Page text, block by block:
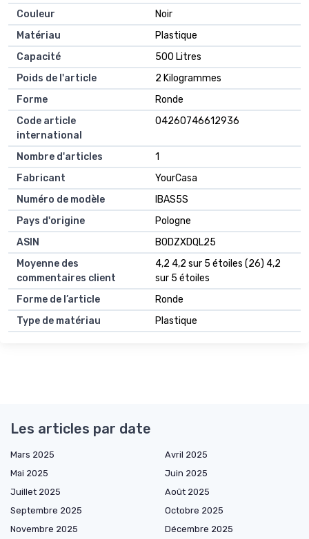
Couleur
Noir
Matériau
Plastique
Capacité
500 Litres
Poids de l'article
2 Kilogrammes
Forme
Ronde
Code article
international
04260746612936
Nombre d'articles
1
Fabricant
YourCasa
Numéro de modèle
IBAS5S
Pays d'origine
Pologne
ASIN
B0DZXDQL25
Moyenne des
commentaires client
4,2 4,2 sur 5 étoiles (26) 4,2
sur 5 étoiles
Forme de l’article
Ronde
Type de matériau
Plastique
Les articles par date
Mars 2025
Avril 2025
Mai 2025
Juin 2025
Juillet 2025
Août 2025
Septembre 2025
Octobre 2025
Novembre 2025
Décembre 2025